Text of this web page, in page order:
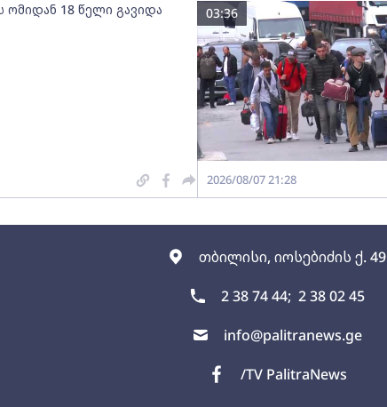
თბილისი, იოსებიძის ქ. 49
2 38 74 44; 2 38 02 45
info@palitranews.ge
/TV PalitraNews
ომიდან 18 წელი გავიდა 03:36
2026/08/07 21:28